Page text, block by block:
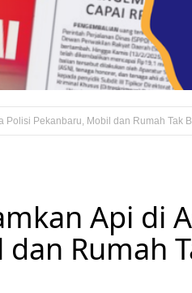
Polisi Pekanbaru, Mobil dan Rumah Tak
Api di
Rumah